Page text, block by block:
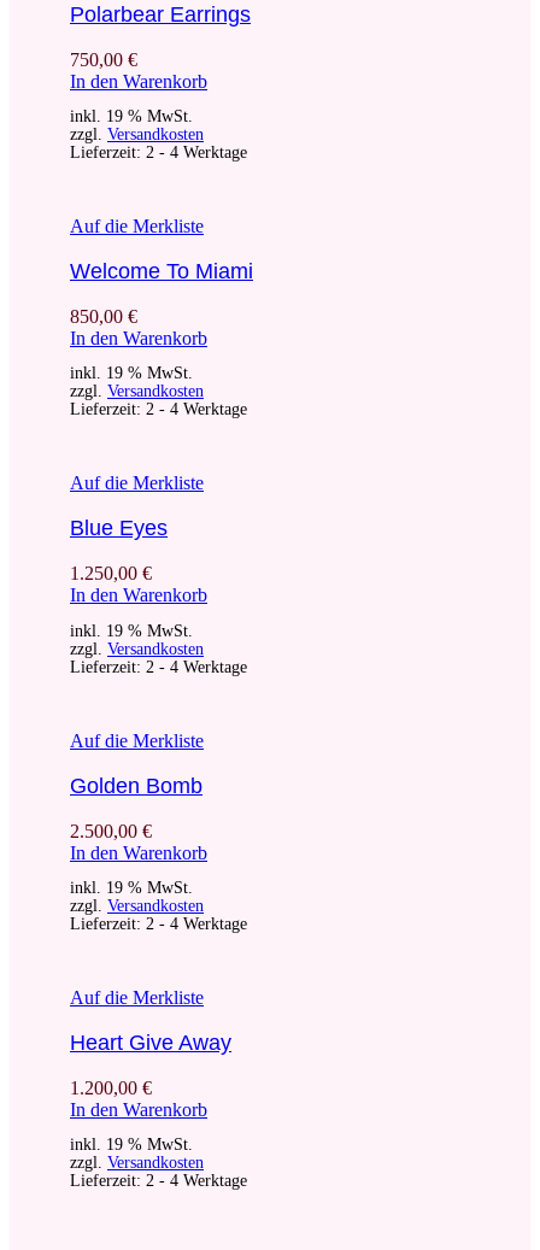
Polarbear Earrings
750,00 €
In den Warenkorb
inkl. 19 % MwSt.
zzgl. Versandkosten
Lieferzeit: 2 - 4 Werktage
Auf die Merkliste
Welcome To Miami
850,00 €
In den Warenkorb
inkl. 19 % MwSt.
zzgl. Versandkosten
Lieferzeit: 2 - 4 Werktage
Auf die Merkliste
Blue Eyes
1.250,00 €
In den Warenkorb
inkl. 19 % MwSt.
zzgl. Versandkosten
Lieferzeit: 2 - 4 Werktage
Auf die Merkliste
Golden Bomb
2.500,00 €
In den Warenkorb
inkl. 19 % MwSt.
zzgl. Versandkosten
Lieferzeit: 2 - 4 Werktage
Auf die Merkliste
Heart Give Away
1.200,00 €
In den Warenkorb
inkl. 19 % MwSt.
zzgl. Versandkosten
Lieferzeit: 2 - 4 Werktage